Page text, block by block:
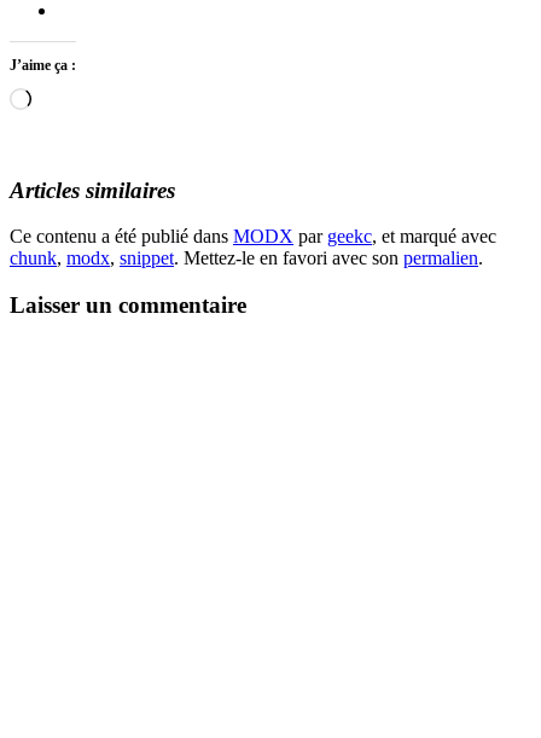
J’aime ça :
Chargement…
Articles similaires
Ce contenu a été publié dans MODX par geekc, et marqué avec
chunk, modx, snippet. Mettez-le en favori avec son permalien.
Laisser un commentaire